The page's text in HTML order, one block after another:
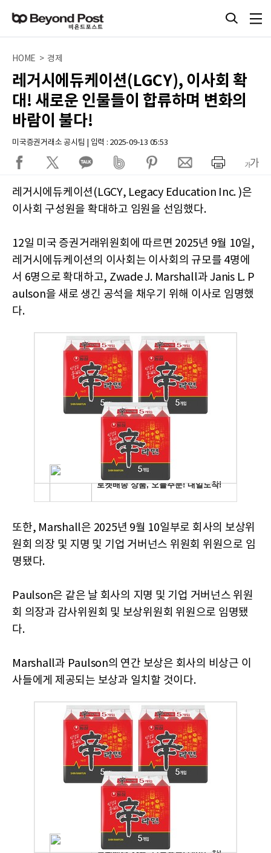
HOME > 경제
레거시에듀케이션(LGCY), 이사회 확
대! 새로운 인물들이 합류하며 변화의
바람이 불다!
미국증권거래소 공시팀 | 입력 : 2025-09-13 05:53
레거시에듀케이션(LGCY, Legacy Education Inc. )은
이사회 구성원을 확대하고 임원을 선임했다.
12일 미국 증권거래위원회에 따르면 2025년 9월 10일,
레거시에듀케이션의 이사회는 이사회의 규모를 4명에
서 6명으로 확대하고, Zwade J. Marshall과 Janis L. P
aulson을 새로 생긴 공석을 채우기 위해 이사로 임명했
다.
또한, Marshall은 2025년 9월 10일부로 회사의 보상위
원회 의장 및 지명 및 기업 거버넌스 위원회 위원으로 임
명됐다.
Paulson은 같은 날 회사의 지명 및 기업 거버넌스 위원
회 의장과 감사위원회 및 보상위원회 위원으로 임명됐
다.
Marshall과 Paulson의 연간 보상은 회사의 비상근 이
사들에게 제공되는 보상과 일치할 것이다.